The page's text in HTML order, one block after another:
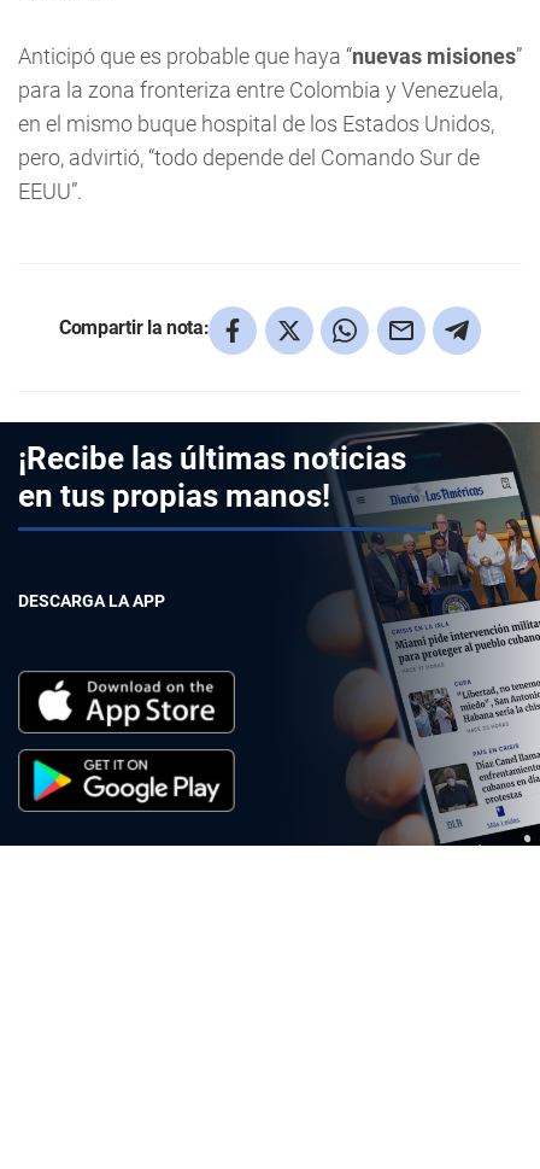
Anticipó que es probable que haya “nuevas misiones”
para la zona fronteriza entre Colombia y Venezuela,
en el mismo buque hospital de los Estados Unidos,
pero, advirtió, “todo depende del Comando Sur de
EEUU”.
Compartir la nota:
¡Recibe las últimas noticias
en tus propias manos!
DESCARGA LA APP